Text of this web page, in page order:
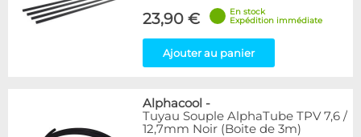
23,90 €
En stock
Expédition immédiate
Ajouter au panier
Alphacool -
Tuyau Souple AlphaTube TPV 7,6 /
12,7mm Noir (Boite de 3m)